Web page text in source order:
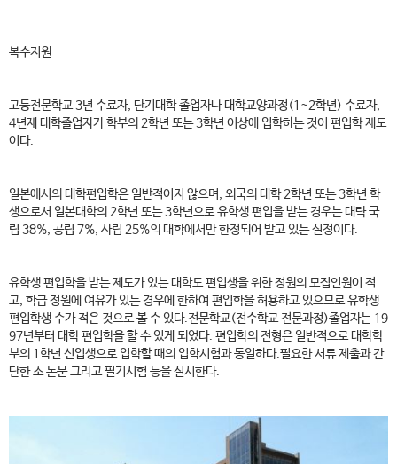
복수지원
고등전문학교 3년 수료자, 단기대학 졸업자나 대학교양과정(1~2학년) 수료자,
4년제 대학졸업자가 학부의 2학년 또는 3학년 이상에 입학하는 것이 편입학 제도
이다.
일본에서의 대학편입학은 일반적이지 않으며, 외국의 대학 2학년 또는 3학년 학
생으로서 일본대학의 2학년 또는 3학년으로 유학생 편입을 받는 경우는 대략 국
립 38%, 공립 7%, 사립 25%의 대학에서만 한정되어 받고 있는 실정이다.
유학생 편입학을 받는 제도가 있는 대학도 편입생을 위한 정원의 모집인원이 적
고, 학급 정원에 여유가 있는 경우에 한하여 편입학을 허용하고 있으므로 유학생
편입학생 수가 적은 것으로 볼 수 있다.전문학교(전수학교 전문과정)졸업자는 19
97년부터 대학 편입학을 할 수 있게 되었다. 편입학의 전형은 일반적으로 대학학
부의 1학년 신입생으로 입학할 때의 입학시험과 동일하다.필요한 서류 제출과 간
단한 소 논문 그리고 필기시험 등을 실시한다.